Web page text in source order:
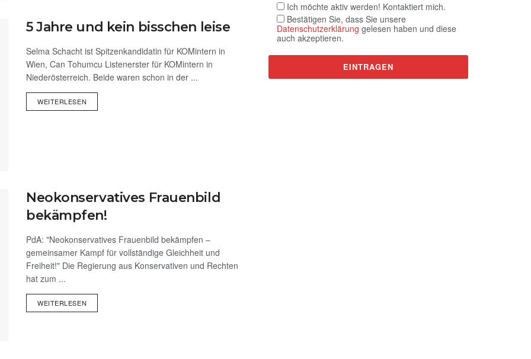
5 Jahre und kein bisschen leise
Selma Schacht ist Spitzenkandidatin für KOMintern in
Wien, Can Tohumcu Listenerster für KOMintern in
Niederösterreich. Beide waren schon in der ...
WEITERLESEN
Neokonservatives Frauenbild
bekämpfen!
PdA: "Neokonservatives Frauenbild bekämpfen –
gemeinsamer Kampf für vollständige Gleichheit und
Freiheit!" Die Regierung aus Konservativen und Rechten
hat zum ...
WEITERLESEN
Ich möchte aktiv werden! Kontaktiert mich.
Bestätigen Sie, dass Sie unsere
Datenschutzerklärung gelesen haben und diese
auch akzeptieren.